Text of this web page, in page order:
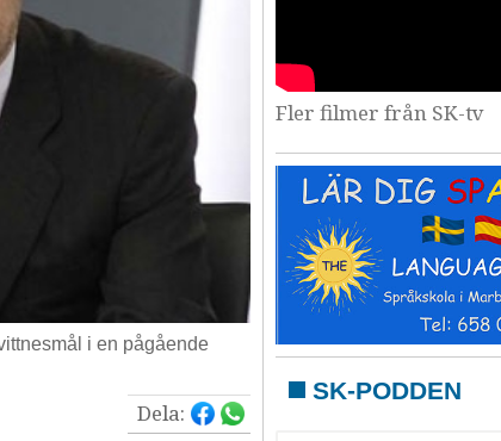
i en pågående
Dela:
Fler filmer från SK-tv
SK-PODDEN